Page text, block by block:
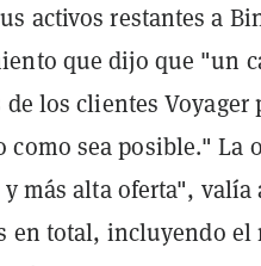
activos restantes a
que dijo que "un
los clientes Voyager
sea posible." La
más alta oferta", valía
en total, incluyendo